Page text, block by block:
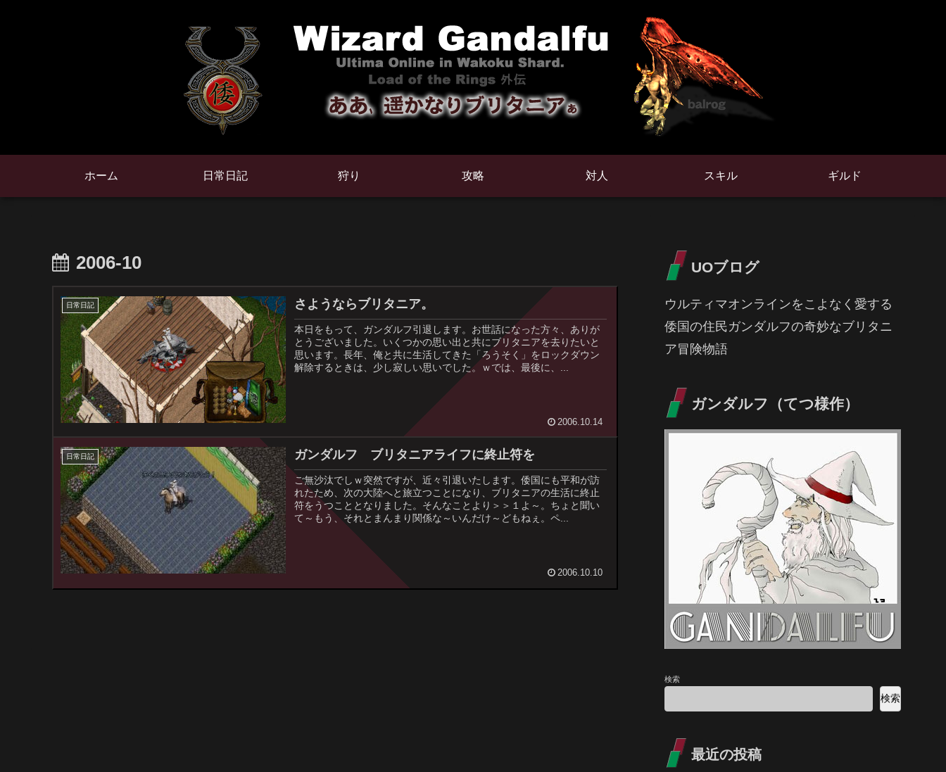
ホーム 日常日記 狩り 攻略 対人 スキル ギルド
2006-10
日常日記 さようならブリタニア。
本日をもって、ガンダルフ引退します。お世話になった方々、ありが
とうございました。いくつかの思い出と共にブリタニアを去りたいと
思います。長年、俺と共に生活してきた「ろうそく」をロックダウン
解除するときは、少し寂しい思いでした。ｗでは、最後に、...
2006.10.14
日常日記 ガンダルフ ブリタニアライフに終止符を
ご無沙汰でしｗ突然ですが、近々引退いたします。倭国にも平和が訪
れたため、次の大陸へと旅立つことになり、ブリタニアの生活に終止
符をうつこととなりました。そんなことより＞＞１よ～。ちょと聞い
て～もう、それとまんまり関係な～いんだけ～どもねぇ。ペ...
2006.10.10
UOブログ
ウルティマオンラインをこよなく愛する
倭国の住民ガンダルフの奇妙なブリタニ
ア冒険物語
ガンダルフ（てつ様作）
検索
検索
最近の投稿